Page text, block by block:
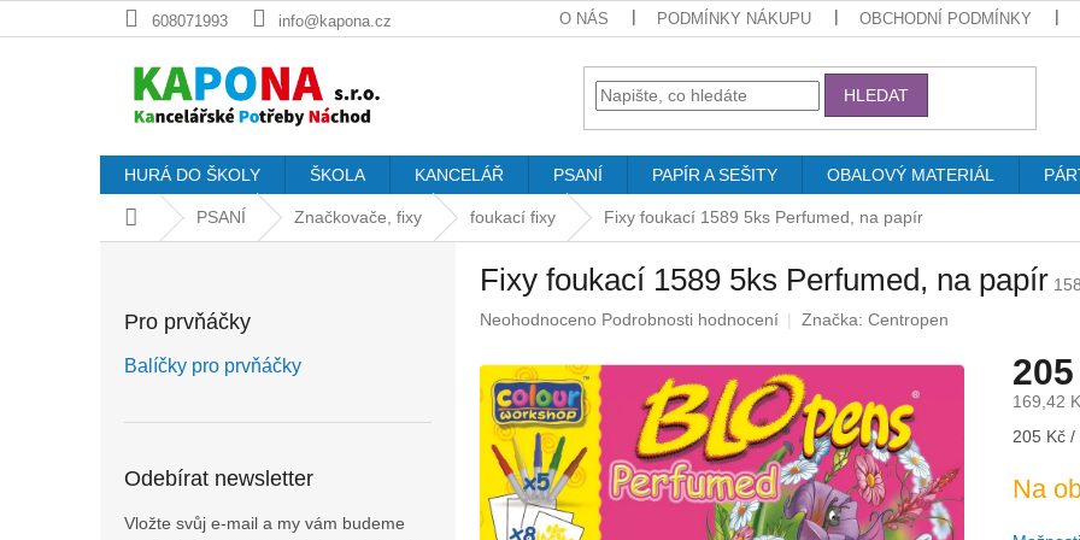
na
608071993 info@kapona.cz O NÁS PODMÍNKY NÁKUPU OBCHODNÍ PODMÍNKY
HLEDAT
HURÁ DO ŠKOLY ŠKOLA KANCELÁŘ PSANÍ PAPÍR A SEŠITY OBALOVÝ MATERIÁL
Domů PSANÍ Značkovače, fixy foukací fixy Fixy foukací 1589 5ks Perfumed, na papír
Pro prvňáčky
Balíčky pro prvňáčky
Odebírat newsletter
Vložte svůj e-mail a my vám budeme
Fixy foukací 1589 5ks Perfumed, na papír
Průměrné
produktu
je
0,0
hvězdiček.
Neohodnoceno Podrobnosti hodnocení Značka: Centropen
169,42
Měrná
205 Kč /
Na